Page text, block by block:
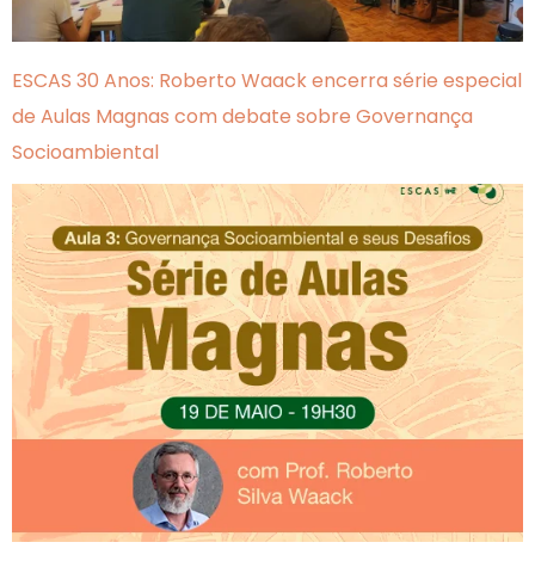
ESCAS 30 Anos: Roberto Waack encerra série especial
de Aulas Magnas com debate sobre Governança
Socioambiental